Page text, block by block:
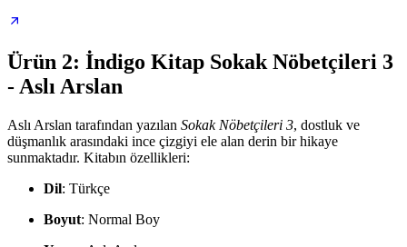
Ürün 2: İndigo Kitap Sokak Nöbetçileri 3
- Aslı Arslan
Aslı Arslan tarafından yazılan Sokak Nöbetçileri 3, dostluk ve
düşmanlık arasındaki ince çizgiyi ele alan derin bir hikaye
sunmaktadır. Kitabın özellikleri:
Dil: Türkçe
Boyut: Normal Boy